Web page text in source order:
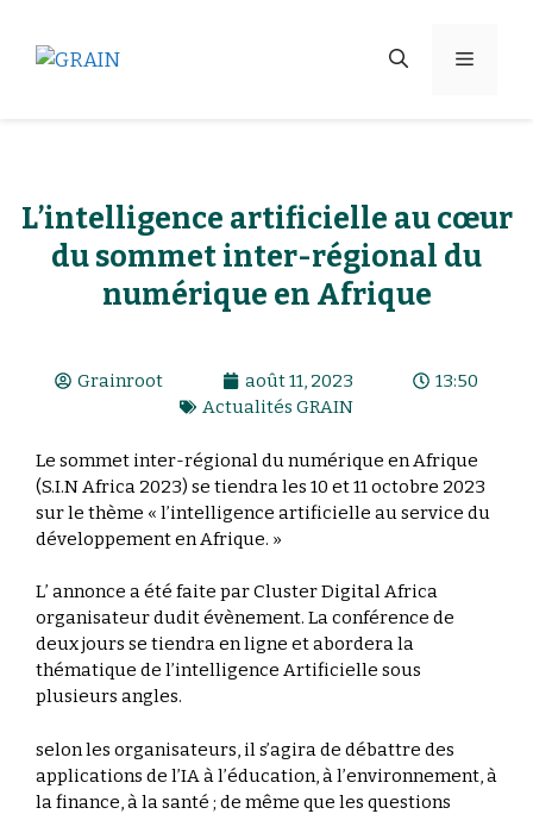
L’intelligence artificielle au cœur
du sommet inter-régional du
numérique en Afrique
Grainroot août 11, 2023
13:50
Actualités GRAIN
Le sommet inter-régional du numérique en Afrique
(S.I.N Africa 2023) se tiendra les 10 et 11 octobre 2023
sur le thème « l’intelligence artificielle au service du
développement en Afrique. »
L’ annonce a été faite par Cluster Digital Africa
organisateur dudit évènement. La conférence de
deux jours se tiendra en ligne et abordera la
thématique de l’intelligence Artificielle sous
plusieurs angles.
selon les organisateurs, il s’agira de débattre des
applications de l’IA à l’éducation, à l’environnement, à
la finance, à la santé ; de même que les questions